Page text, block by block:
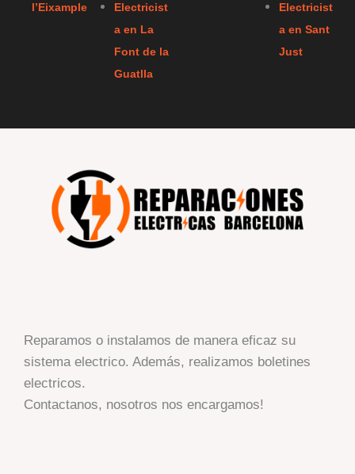
l’Eixample
Electricist
a en La
Font de la
Guatlla
Electricist
a en Sant
Just
Reparamos o instalamos de manera eficaz su
sistema electrico. Además, realizamos boletines
electricos.
Contactanos, nosotros nos encargamos!